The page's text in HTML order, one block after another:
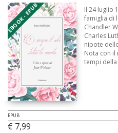
EBOOK - EPUB
Il 24 luglio
famiglia di
Chandler
Charles
nipote
Nota con il
tempi della
EPUB
€ 7,99